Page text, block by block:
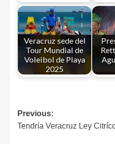
Veracruz sede del
Tour Mundial de
Voleibol de Playa
2025
Previous:
Tendría Veracruz Ley